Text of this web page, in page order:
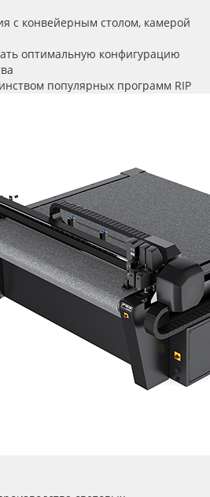
с конвейерным столом, камерой
оптимальную конфигурацию
популярных программ RIP